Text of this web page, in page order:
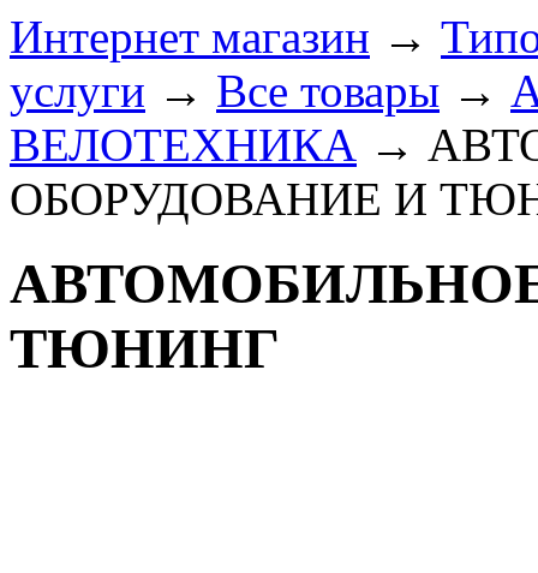
Интернет магазин →
услуги → Все товары →
ВЕЛОТЕХНИКА →
ОБОРУДОВАНИЕ И
ТЮНИНГ